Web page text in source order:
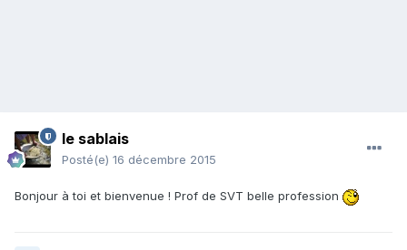
le sablais
Posté(e) 16 décembre 2015
Bonjour à toi et bienvenue ! Prof de SVT belle profession